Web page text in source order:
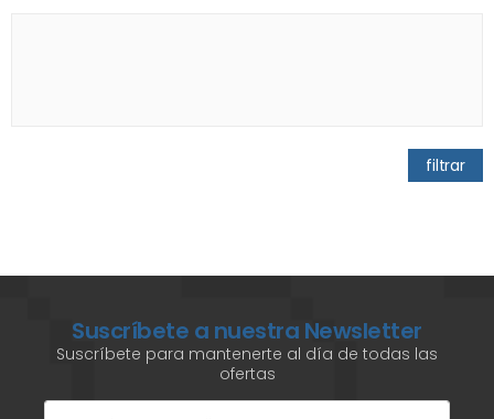
filtrar
Suscríbete a nuestra Newsletter
Suscríbete para mantenerte al día de todas las
ofertas